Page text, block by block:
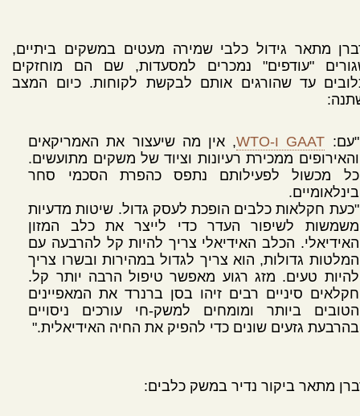
מתאר גידול כלבי שמירה מעטים במשקים ביתיים,
"עודפים" נמכרים למסעדות, שם הם מוחזקים
עד שהורגים אותם לבקשת לקוחות. כיום המצב
"עם: GAAT ו-WTO
, אין מה שיעצור את האמריקאים
והאירופים ממכירת רעיונות וציוד של משקים מתועשים.
כל מכשול לפעילותם נתפס כהפרת הסכמי סחר
בינלאומיים.
"כעת חקלאות כלבים הופכת לעסק גדול. שיטות מדעיות
משמשות לשיפור העדר כדי לייצר את כלב המזון
האידיאלי. הכלב האידיאלי צריך להיות קל להרבעה עם
המלטות גדולות, הוא צריך לגדול במהירות ובשרו צריך
להיות טעים. מזג רגוע מאפשר טיפול הרבה יותר קל.
חקלאים סיניים רבים זיהו בסן ברנרד את המאפיינים
הטובים ביותר ומומחים למשק-חי עורכים ניסויים
בהרבעת גזעים שונים כדי להפיק את החיה האידיאלית."
מתאר ביקור נדיר במשק כלבים: